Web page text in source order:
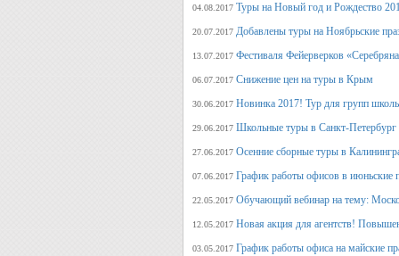
04.08.2017 Туры на Новый год и Рождество
20.07.2017 Добавлены туры на Ноябрьские
13.07.2017 Фестиваля Фейерверков
06.07.2017 Снижение цен на туры в Крым
30.06.2017 Новинка 2017! Тур для групп
29.06.2017 Школьные туры в Санкт-Петербург
27.06.2017 Осенние сборные туры в
07.06.2017 График работы офисов в июньские
22.05.2017 Обучающий вебинар на тему:
12.05.2017 Новая акция для агентств!
03.05.2017 График работы офиса на майские